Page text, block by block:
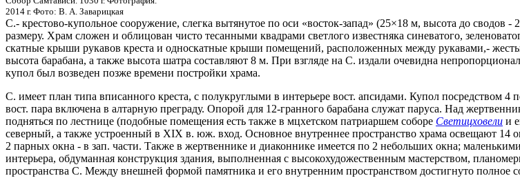
2014 г. Фото: В. А. Заварицкая
С.- крестово-купольное сооружение, слегка вытянутое по оси «восток-запад» (25×18 м, высота до сводов
размеру. Храм сложен и облицован чисто тесанными квадрами светлого известняка синеватого,
скатные крыши рукавов креста и односкатные крыши помещений, расположенных между рукавами,-
высота барабана, а также высота шатра составляют 8 м. При взгляде на С. издали очевидна
купол был возведен позже времени постройки храма.
С. имеет план типа вписанного креста, с полукруглыми в интерьере вост. апсидами. Купол посредством 4
вост. пара включена в алтарную преграду. Опорой для 12-гранного барабана служат паруса. Над
подняться по лестнице (подобные помещения есть также в мцхетском патриаршем соборе Светицховели и
северный, а также устроенный в XIX в. юж. вход. Основное внутреннее пространство храма освещают 14
2 парных окна - в зап. части. Также в жертвеннике и диаконнике имеется по 2 небольших окна;
интерьера, обдуманная конструкция здания, выполненная с высокохудожественным мастерством,
пространства С. Между внешней формой памятника и его внутренним пространством достигнуто полное